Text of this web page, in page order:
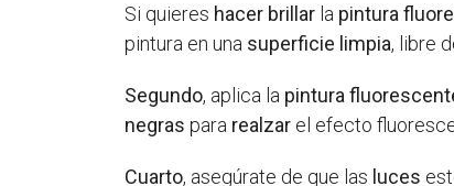
Si quieres hacer brillar la pintura
pintura en una superficie limpia, libre
Segundo, aplica la pintura
negras para realzar el efecto
Cuarto, asegúrate de que las luces